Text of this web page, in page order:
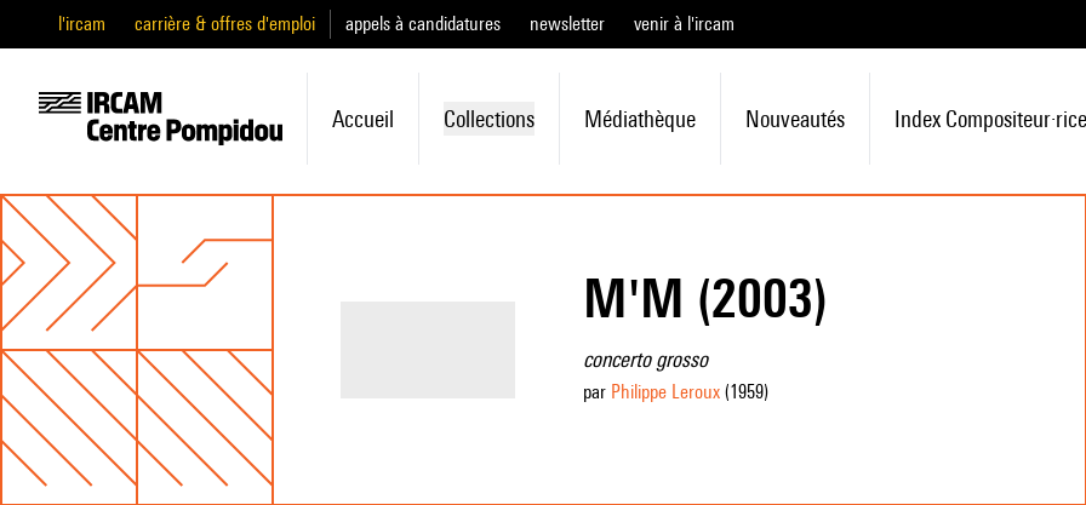
l'ircam carrière & offres d'emploi appels à candidatures newsletter venir à l'ircam
Accueil Collections Médiathèque Nouveautés Index Compositeur·rice
M'M (2003)
concerto grosso
par Philippe Leroux(1959)